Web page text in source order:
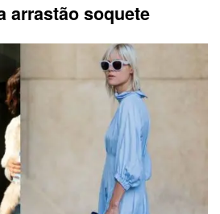
arrastão soquete